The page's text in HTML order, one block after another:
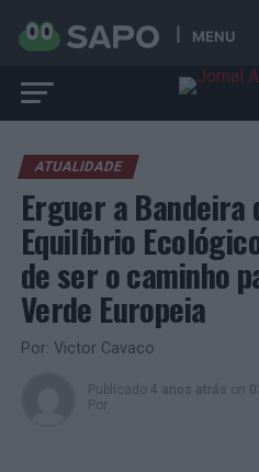
MENU
ATUALIDADE
Erguer a Bandeira
Equilíbrio
de ser o caminho
Verde Europeia
Por: Victor Cavaco
Publicado 4 anos atrás on
Por